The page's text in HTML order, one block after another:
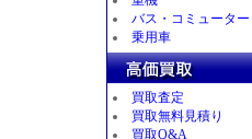
バス・コミューター
乗用車
買取査定
買取無料見積り
買取Q&A